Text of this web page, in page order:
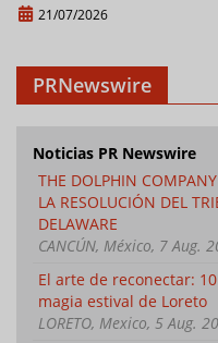
21/07/2026
PRNewswire
Noticias PR Newswire
THE DOLPHIN
LA RESOLUCIÓN DEL
DELAWARE
CANCÚN, México, 7 Aug.
El arte de reconectar:
magia estival de Loreto
LORETO, Mexico, 5 Aug.